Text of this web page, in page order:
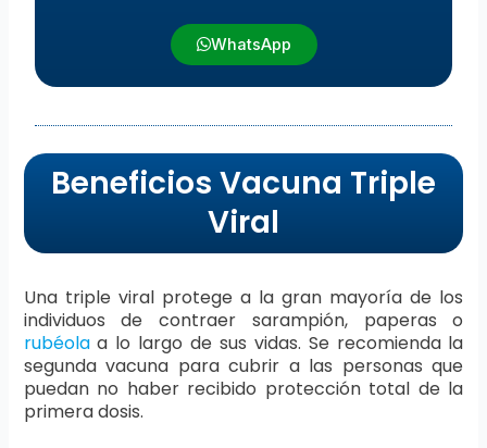
WhatsApp
Beneficios Vacuna Triple
Viral
Una triple viral protege a la gran mayoría de los
individuos de contraer sarampión, paperas o
rubéolaa lo largo de sus vidas. Se recomienda la
segunda vacuna para cubrir a las personas que
puedan no haber recibido protección total de la
primera dosis.